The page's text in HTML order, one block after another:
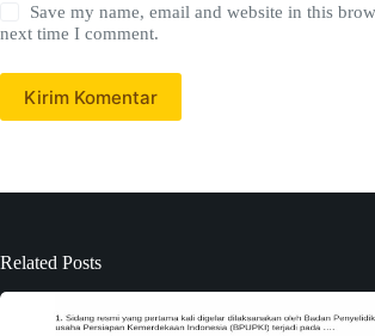
Save my name, email and website in this
next time I comment.
Kirim Komentar
Related Posts